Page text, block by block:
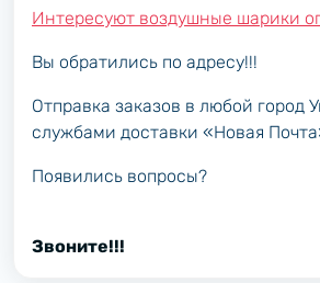
Интересуют воздушные шарики
Вы обратились по адресу!!!
Отправка заказов в любой город
службами доставки «Новая
Появились вопросы?
Звоните!!!